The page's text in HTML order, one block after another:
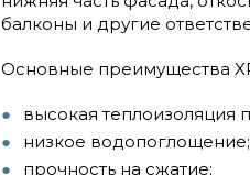
балконы и другие
Основные преимущества
высокая теплоизоляция
низкое водопоглощение;
прочность на сжатие;